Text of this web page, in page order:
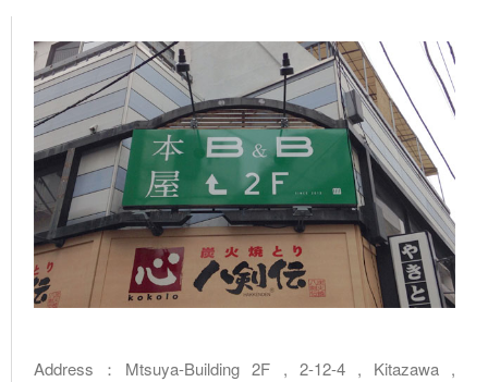
Address：Mtsuya-Building 2F , 2-12-4 , Kitazawa ,